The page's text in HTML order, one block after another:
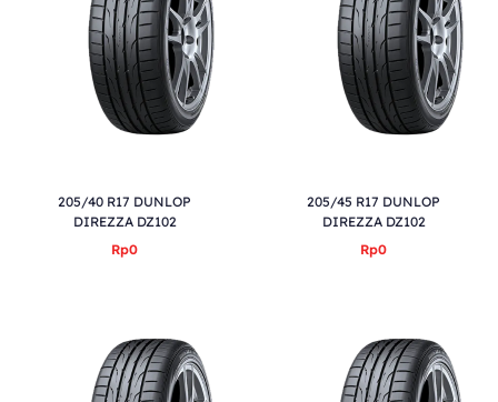
205/40 R17 DUNLOP
DIREZZA DZ102
Rp0
205/45 R17 DUNLOP
DIREZZA DZ102
Rp0